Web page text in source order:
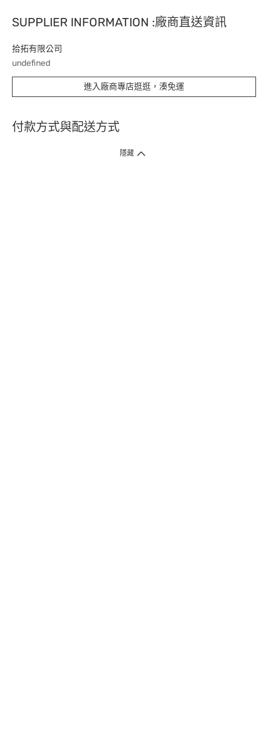
SUPPLIER INFORMATION :廠商直送資訊
拾拓有限公司
undefined
進入廠商專店逛逛，湊免運
付款方式與配送方式
隱藏